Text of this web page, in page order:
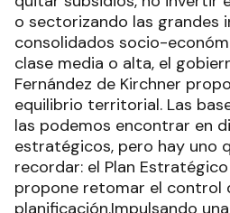
o sectorizando las grandes
consolidados socio-
clase media o alta, el
Fernández de Kirchner
equilibrio territorial. Las
las podemos encontrar en
estratégicos, pero hay uno
recordar: el Plan
propone retomar el control